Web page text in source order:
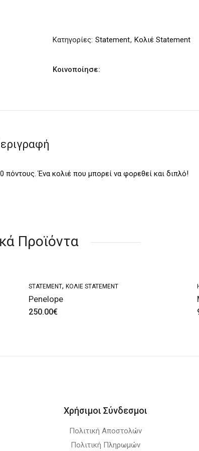
Κατηγορίες: Statement, Κολιέ Statement
Κοινοποίησε:
Ένα κολιέ που μπορεί να φορεθεί και διπλό!
Προϊόντα
STATEMENT, ΚΟΛΙΈ STATEMENT
Penelope
250.00€
Χρήσιμοι Σύνδεσμοι
Πολιτική Αποστολών
Πολιτική Πληρωμών